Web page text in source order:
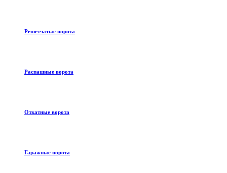
Решетчатые ворота
Распашные ворота
Откатные ворота
Гаражные ворота